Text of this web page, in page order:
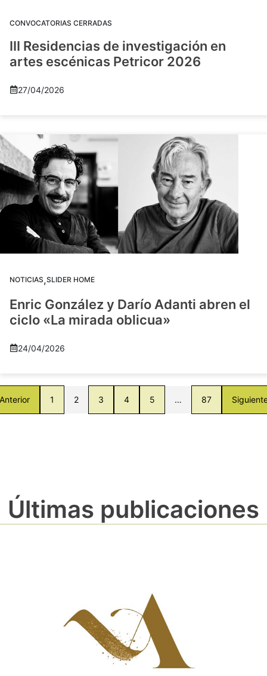
CONVOCATORIAS CERRADAS
III Residencias de investigación en
artes escénicas Petricor 2026
27/04/2026
NOTICIAS,SLIDER HOME
Enric González y Darío Adanti abren el
ciclo «La mirada oblicua»
24/04/2026
1 2 3 4 5 … 87
Últimas publicaciones